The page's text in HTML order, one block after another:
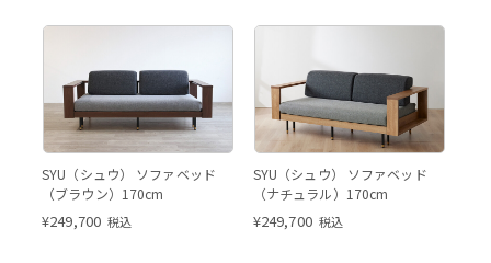
SYU（シュウ） ソファベッド
（ブラウン）170cm
¥249,700 税込
SYU（シュウ） ソファベッド
（ナチュラル）170cm
¥249,700 税込